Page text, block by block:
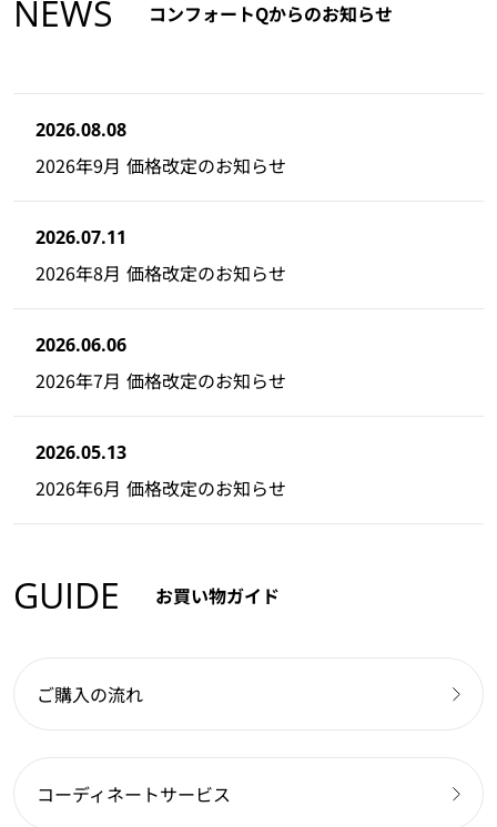
NEWS コンフォートQからのお知らせ
2026.08.08
2026年9月 価格改定のお知らせ
2026.07.11
2026年8月 価格改定のお知らせ
2026.06.06
2026年7月 価格改定のお知らせ
2026.05.13
2026年6月 価格改定のお知らせ
GUIDE お買い物ガイド
ご購入の流れ
コーディネートサービス